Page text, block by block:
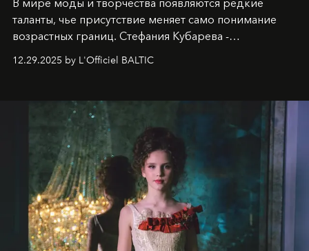
В мире моды и творчества появляются редкие
таланты, чье присутствие меняет само понимание
возрастных границ. Стефания Кубарева -
харизмы, чье имя уже украшает обложки
2025
и LUXIA June 2025, представляет собой
уникальное явление современной культуры.
12.29.2025 by L'Officiel BALTIC